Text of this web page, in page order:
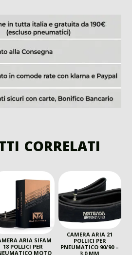
correlati
ARIA SIFAM
18 POLLICI PER
MOTO
CAMERA ARIA 21
POLLICI PER
PNEUMATICO 90/90 –
3.0 MM